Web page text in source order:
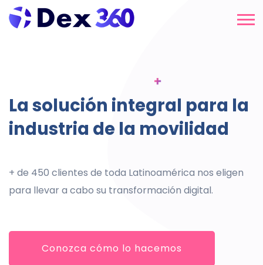
La solución integral para la
industria de la movilidad
+ de 450 clientes de toda Latinoamérica nos eligen
para llevar a cabo su transformación digital.
Conozca cómo lo hacemos
Alcance a todos sus
potenciales clientes
ventas online.
Las mejores herramientas
de comunicación y venta
online
Cuente siempre con las últimas y más avanzadas